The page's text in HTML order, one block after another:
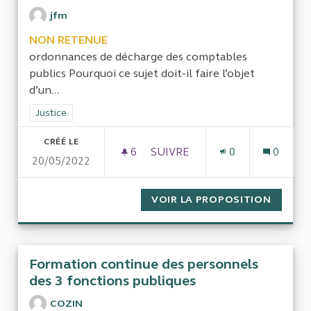
jfm
NON RETENUE
ordonnances de décharge des comptables
publics Pourquoi ce sujet doit-il faire l’objet
d’un...
Filtrer les résultats de la catégorie : Justice
Justice
CRÉÉ LE
20/05/2022
6 6 ABONNÉS
SUIVRE
0 0
VOIR LA PROPOSITION
Formation continue des personnels
des 3 fonctions publiques
COZIN